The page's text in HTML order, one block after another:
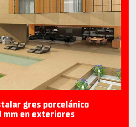
gres porcelánico
mm en exteriores